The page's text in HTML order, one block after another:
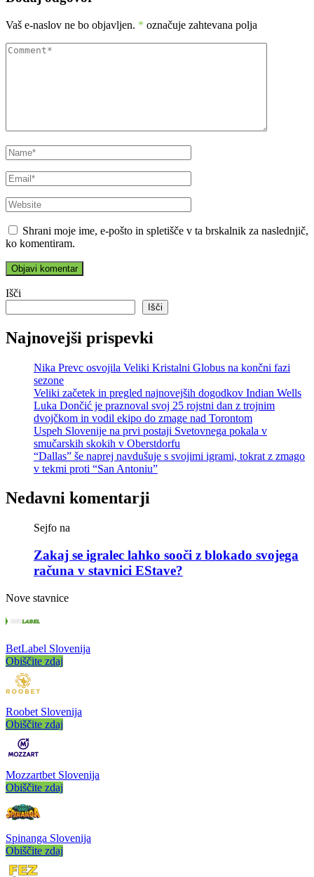
Vaš e-naslov ne bo objavljen. * označuje zahtevana polja
Shrani moje ime, e-pošto in spletišče v ta brskalnik za naslednjič,
ko komentiram.
Išči
Išči
Najnovejši prispevki
Nika Prevc osvojila Veliki Kristalni Globus na končni fazi
sezone
Veliki začetek in pregled najnovejših dogodkov Indian Wells
Luka Dončić je praznoval svoj 25 rojstni dan z trojnim
dvojčkom in vodil ekipo do zmage nad Torontom
Uspeh Slovenije na prvi postaji Svetovnega pokala v
smučarskih skokih v Oberstdorfu
“Dallas” še naprej navdušuje s svojimi igrami, tokrat z zmago
v tekmi proti “San Antoniu”
Nedavni komentarji
Sejfo na
Zakaj se igralec lahko sooči z blokado svojega
računa v stavnici EStave?
Nove stavnice
BetLabel Slovenija
Obiščite zdaj
Roobet Slovenija
Obiščite zdaj
Mozzartbet Slovenija
Obiščite zdaj
Spinanga Slovenija
Obiščite zdaj